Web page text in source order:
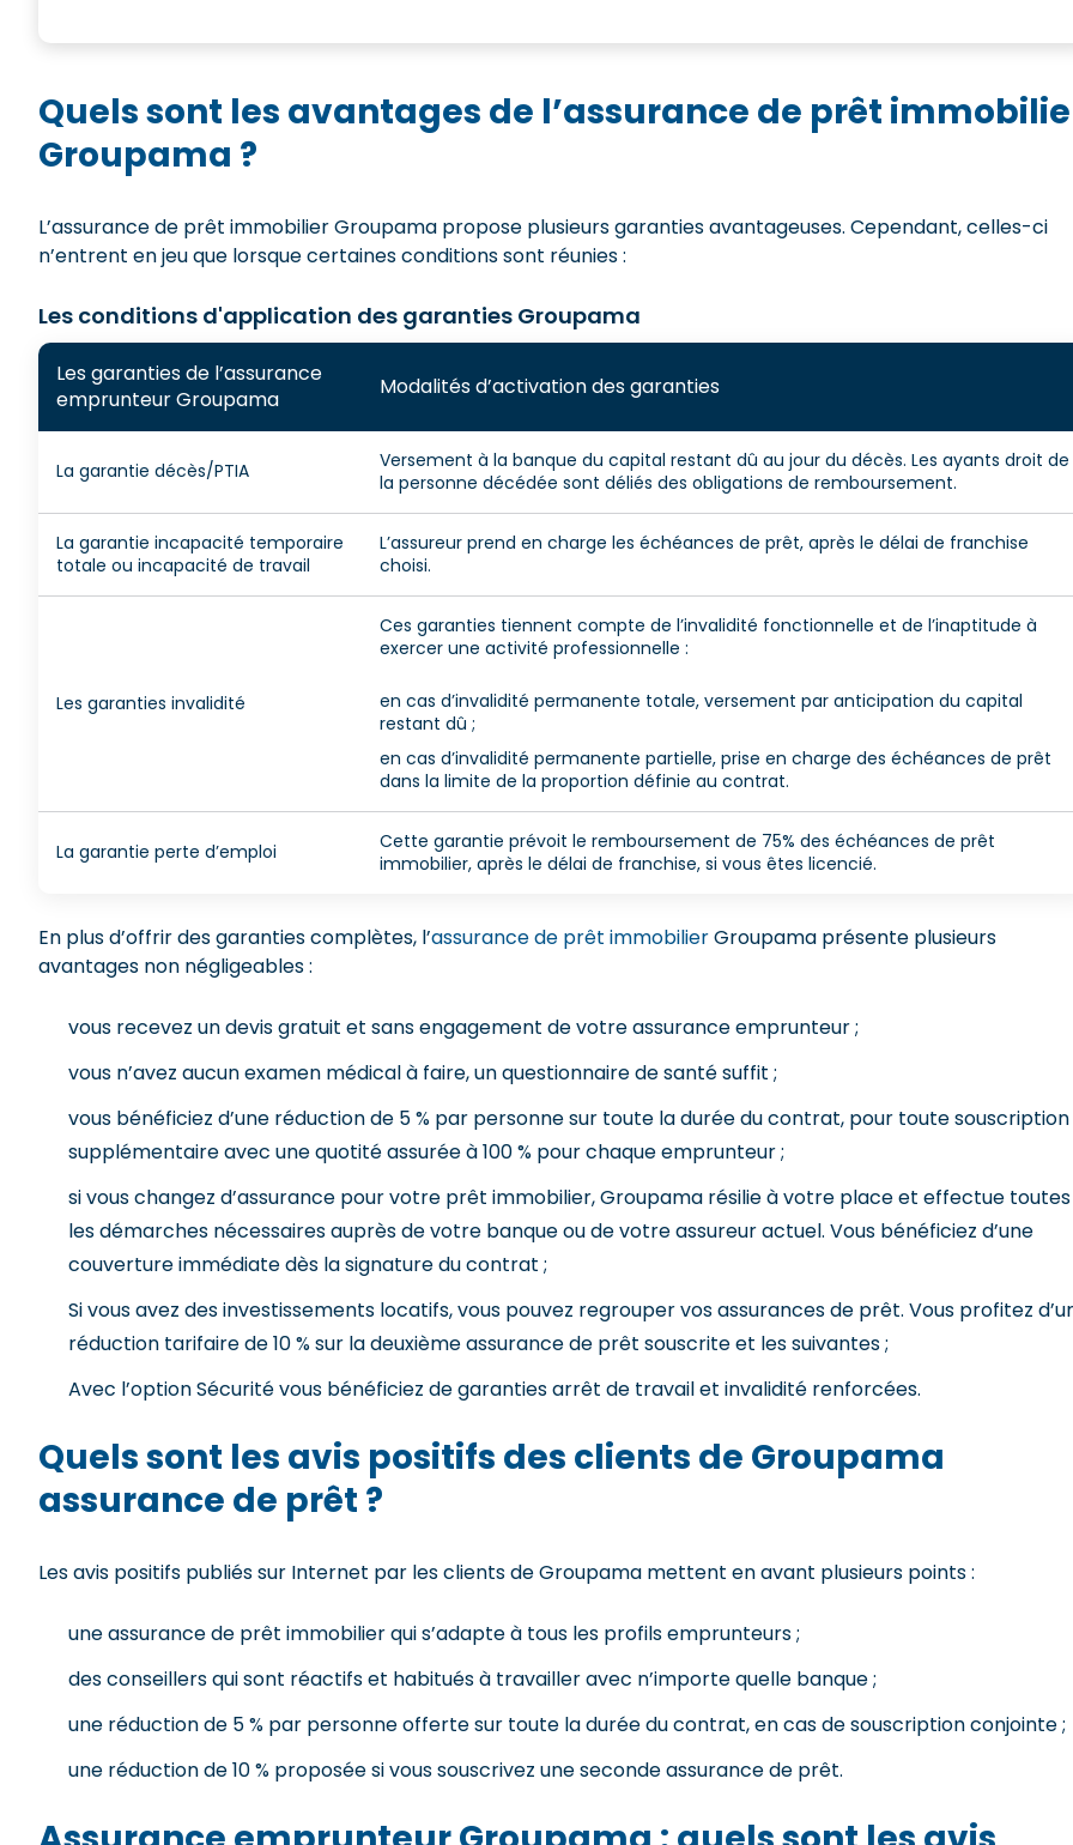
Quels sont les avantages de l’assurance de prêt
Groupama ?
L’assurance de prêt immobilier Groupama propose plusieurs garanties avantageuses. Cependant, celles-ci
n’entrent en jeu que lorsque certaines conditions sont réunies :
Les conditions d'application des garanties Groupama
Les garanties de l’assurance
emprunteur Groupama
Modalités d’activation des garanties
La garantie décès/PTIA
Versement à la banque du capital restant dû au jour du décès. Les ayants droit de
la personne décédée sont déliés des obligations de remboursement.
La garantie incapacité temporaire
totale ou incapacité de travail
L’assureur prend en charge les échéances de prêt, après le délai de franchise
choisi.
Les garanties invalidité
Ces garanties tiennent compte de l’invalidité fonctionnelle et de l’inaptitude à
exercer une activité professionnelle :
en cas d’invalidité permanente totale, versement par anticipation du capital
restant dû ;
en cas d’invalidité permanente partielle, prise en charge des échéances de prêt
dans la limite de la proportion définie au contrat.
La garantie perte d’emploi
Cette garantie prévoit le remboursement de 75% des échéances de prêt
immobilier, après le délai de franchise, si vous êtes licencié.
En plus d’offrir des garanties complètes, l’assurance de prêt immobilierGroupama présente plusieurs
avantages non négligeables :
vous recevez un devis gratuit et sans engagement de votre assurance emprunteur ;
vous n’avez aucun examen médical à faire, un questionnaire de santé suffit ;
vous bénéficiez d’une réduction de 5 % par personne sur toute la durée du contrat, pour toute souscription
supplémentaire avec une quotité assurée à 100 % pour chaque emprunteur ;
si vous changez d’assurance pour votre prêt immobilier, Groupama résilie à votre place et effectue toutes
les démarches nécessaires auprès de votre banque ou de votre assureur actuel. Vous bénéficiez d’une
couverture immédiate dès la signature du contrat ;
Si vous avez des investissements locatifs, vous pouvez regrouper vos assurances de prêt. Vous profitez
réduction tarifaire de 10 % sur la deuxième assurance de prêt souscrite et les suivantes ;
Avec l’option Sécurité vous bénéficiez de garanties arrêt de travail et invalidité renforcées.
Quels sont les avis positifs des clients de Groupama
assurance de prêt ?
Les avis positifs publiés sur Internet par les clients de Groupama mettent en avant plusieurs points :
une assurance de prêt immobilier qui s’adapte à tous les profils emprunteurs ;
des conseillers qui sont réactifs et habitués à travailler avec n’importe quelle banque ;
une réduction de 5 % par personne offerte sur toute la durée du contrat, en cas de souscription conjointe ;
une réduction de 10 % proposée si vous souscrivez une seconde assurance de prêt.